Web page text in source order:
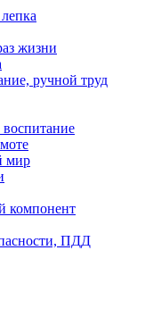
жизни
ручной труд
мир
компонент
ПДД